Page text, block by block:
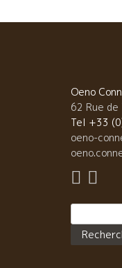
た。バル
Oeno
62 Rue
Tel +33
oeno-